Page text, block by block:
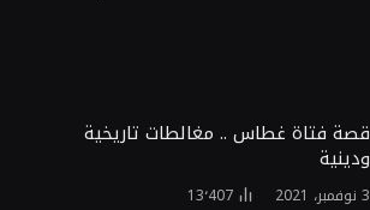
قصة فتاة غطاس .. مغالطات تاريخية
ودينية
3 نوفمبر، 2021 13٬407